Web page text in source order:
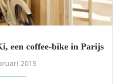
een coffee-bike in Parijs
2015